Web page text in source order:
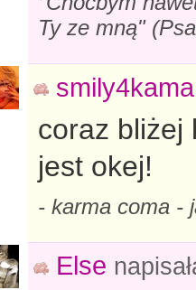
Ty ze mną"
smily4kama
coraz
jest okej!
- karma coma -
Else